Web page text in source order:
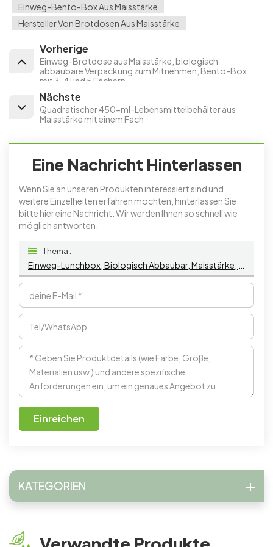
Einweg-Bento-Box Aus Maisstärke
Hersteller Von Brotdosen Aus Maisstärke
Vorherige
Einweg-Brotdose aus Maisstärke, biologisch
abbaubare Verpackung zum Mitnehmen, Bento-Box
mit 3, 4 und 5 Fächern
Nächste
Quadratischer 450-ml-Lebensmittelbehälter aus
Maisstärke mit einem Fach
Eine Nachricht Hinterlassen
Wenn Sie an unseren Produkten interessiert sind und
weitere Einzelheiten erfahren möchten, hinterlassen Sie
bitte hier eine Nachricht. Wir werden Ihnen so schnell wie
möglich antworten.
Thema :
Einreichen
KATEGORIEN